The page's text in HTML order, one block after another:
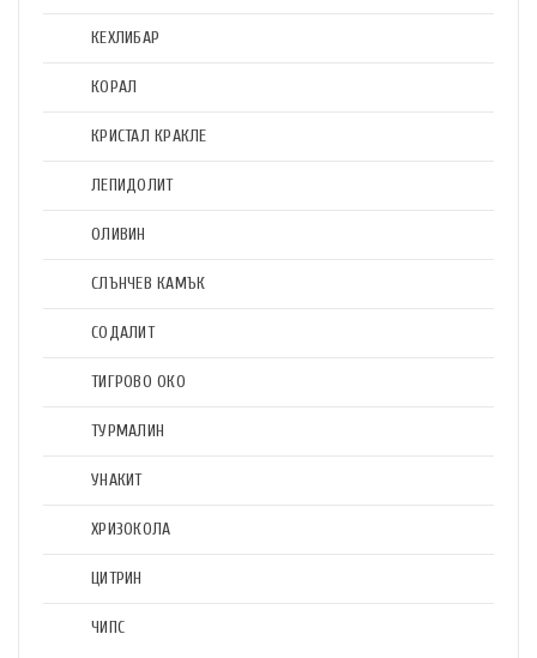
КЕХЛИБАР
КОРАЛ
КРИСТАЛ КРАКЛЕ
ЛЕПИДОЛИТ
ОЛИВИН
СЛЪНЧЕВ КАМЪК
СОДАЛИТ
ТИГРОВО ОКО
ТУРМАЛИН
УНАКИТ
ХРИЗОКОЛА
ЦИТРИН
ЧИПС